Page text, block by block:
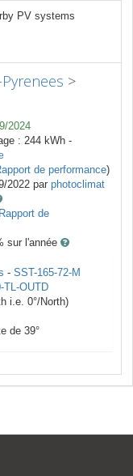
PV systems
>
2024
: 244 kWh -
de performance)
2022 par photoclimat
Rapport de
sur l'année
- SST-165-72-M
TL-OUTD
i.e. 0°/North)
de 39°